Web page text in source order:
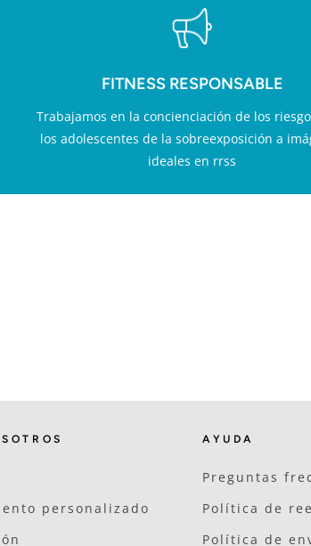
FITNESS RESPONSABLE
Trabajamos en la concienciación de los
los adolescentes de la sobreexposición a
ideales en rrss
personalizado
AYUDA
Preguntas
Política de
Política de